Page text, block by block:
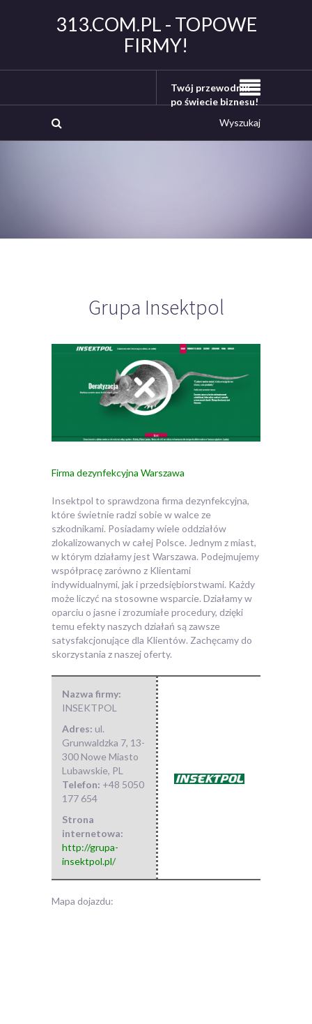
313.COM.PL - TOPOWE
FIRMY!
Twój przewodnik
po świecie biznesu!
Grupa Insektpol
Firma dezynfekcyjna Warszawa
Insektpol to sprawdzona firma dezynfekcyjna,
które świetnie radzi sobie w walce ze
szkodnikami. Posiadamy wiele oddziałów
zlokalizowanych w całej Polsce. Jednym z miast,
w którym działamy jest Warszawa. Podejmujemy
współpracę zarówno z Klientami
indywidualnymi, jak i przedsiębiorstwami. Każdy
może liczyć na stosowne wsparcie. Działamy w
oparciu o jasne i zrozumiałe procedury, dzięki
temu efekty naszych działań są zawsze
satysfakcjonujące dla Klientów. Zachęcamy do
skorzystania z naszej oferty.
Nazwa firmy:
INSEKTPOL
Adres: ul.
Grunwaldzka 7, 13-
300 Nowe Miasto
Lubawskie, PL
Telefon: +48 5050
177 654
Strona
internetowa:
http://grupa-
insektpol.pl/
Mapa dojazdu: